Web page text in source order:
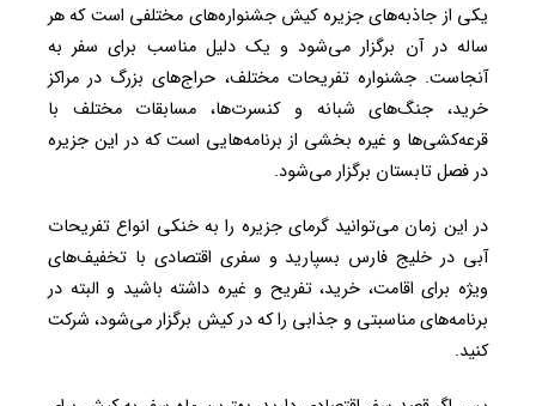
یکی از جاذبه‌های جزیره کیش جشنواره‌های مختلفی است که هر
ساله در آن برگزار می‌شود و یک دلیل مناسب برای سفر به
آنجاست. جشنواره تفریحات مختلف، حراج‌های بزرگ در مراکز
خرید، جنگ‌های شبانه و کنسرت‌ها، مسابقات مختلف با
قرعه‌کشی‌ها و غیره بخشی از برنامه‌هایی‌ است که در این جزیره
در فصل تابستان برگزار می‌شود.
در این زمان می‌توانید گرمای جزیره را به خنکی انواع تفریحات
آبی در خلیج فارس بسپارید و سفری اقتصادی با تخفیف‌های
ویژه برای اقامت، خرید، تفریح و غیره داشته باشید و البته در
برنامه‌های مناسبتی و جذابی را که در کیش برگزار می‌شود، شرکت
کنید.